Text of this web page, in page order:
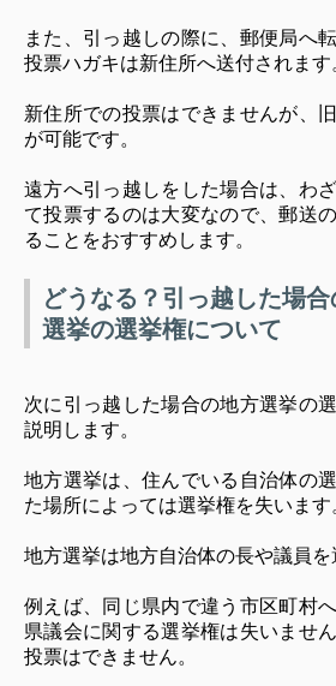
また、引っ越しの際に、郵便局へ
投票ハガキは新住所へ送付されます
新住所での投票はできませんが、
が可能です。
遠方へ引っ越しをした場合は、わ
て投票するのは大変なので、郵送
ることをおすすめします。
どうなる？引っ越した場
選挙の選挙権について
次に引っ越した場合の地方選挙の
説明します。
地方選挙は、住んでいる自治体の
た場所によっては選挙権を失います
地方選挙は地方自治体の長や議員を
例えば、同じ県内で違う市区町村
県議会に関する選挙権は失いませ
投票はできません。